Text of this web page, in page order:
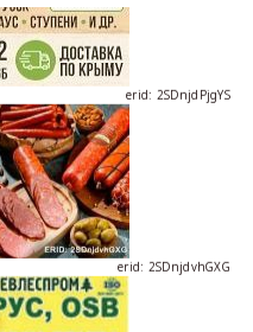
erid: 2SDnjdPjgYS
erid: 2SDnjdvhGXG